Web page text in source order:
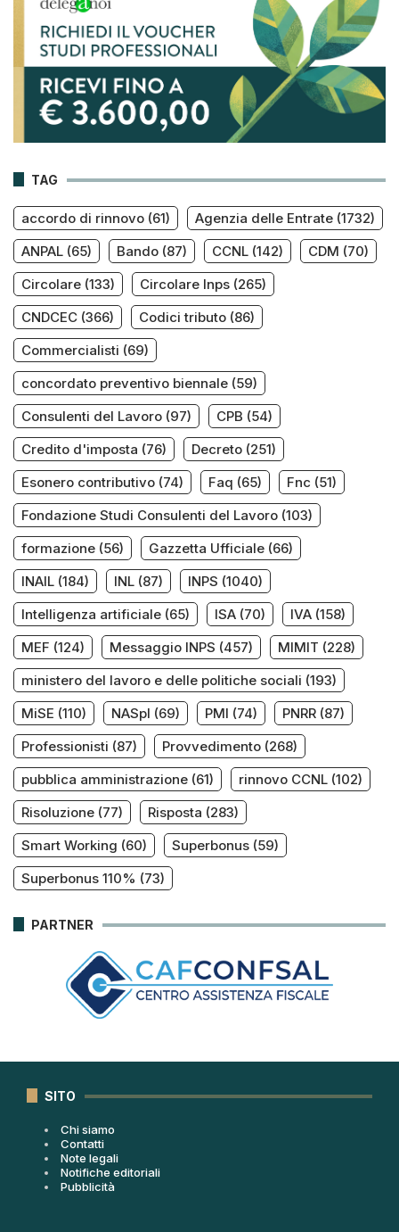
TAG
accordo di rinnovo (61) Agenzia delle Entrate (1732)
ANPAL (65) Bando (87) CCNL (142) CDM (70)
Circolare (133) Circolare Inps (265)
CNDCEC (366) Codici tributo (86)
Commercialisti (69)
concordato preventivo biennale (59)
Consulenti del Lavoro (97) CPB (54)
Credito d'imposta (76) Decreto (251)
Esonero contributivo (74) Faq (65) Fnc (51)
Fondazione Studi Consulenti del Lavoro (103)
formazione (56) Gazzetta Ufficiale (66)
INAIL (184) INL (87) INPS (1040)
Intelligenza artificiale (65) ISA (70) IVA (158)
MEF (124) Messaggio INPS (457) MIMIT (228)
ministero del lavoro e delle politiche sociali (193)
MiSE (110) NASpI (69) PMI (74) PNRR (87)
Professionisti (87) Provvedimento (268)
pubblica amministrazione (61) rinnovo CCNL (102)
Risoluzione (77) Risposta (283)
Smart Working (60) Superbonus (59)
Superbonus 110% (73)
PARTNER
SITO
Chi siamo
Contatti
Note legali
Notifiche editoriali
Pubblicità